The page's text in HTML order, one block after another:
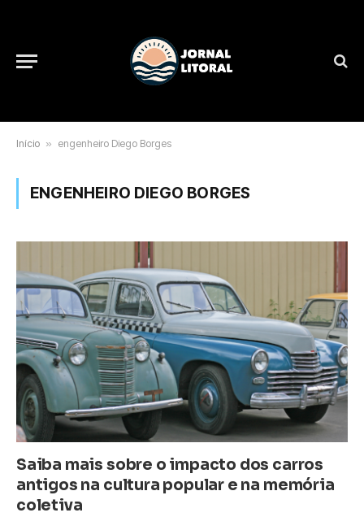
Início » engenheiro Diego Borges
ENGENHEIRO DIEGO BORGES
Saiba mais sobre o impacto dos carros
antigos na cultura popular e na memória
coletiva